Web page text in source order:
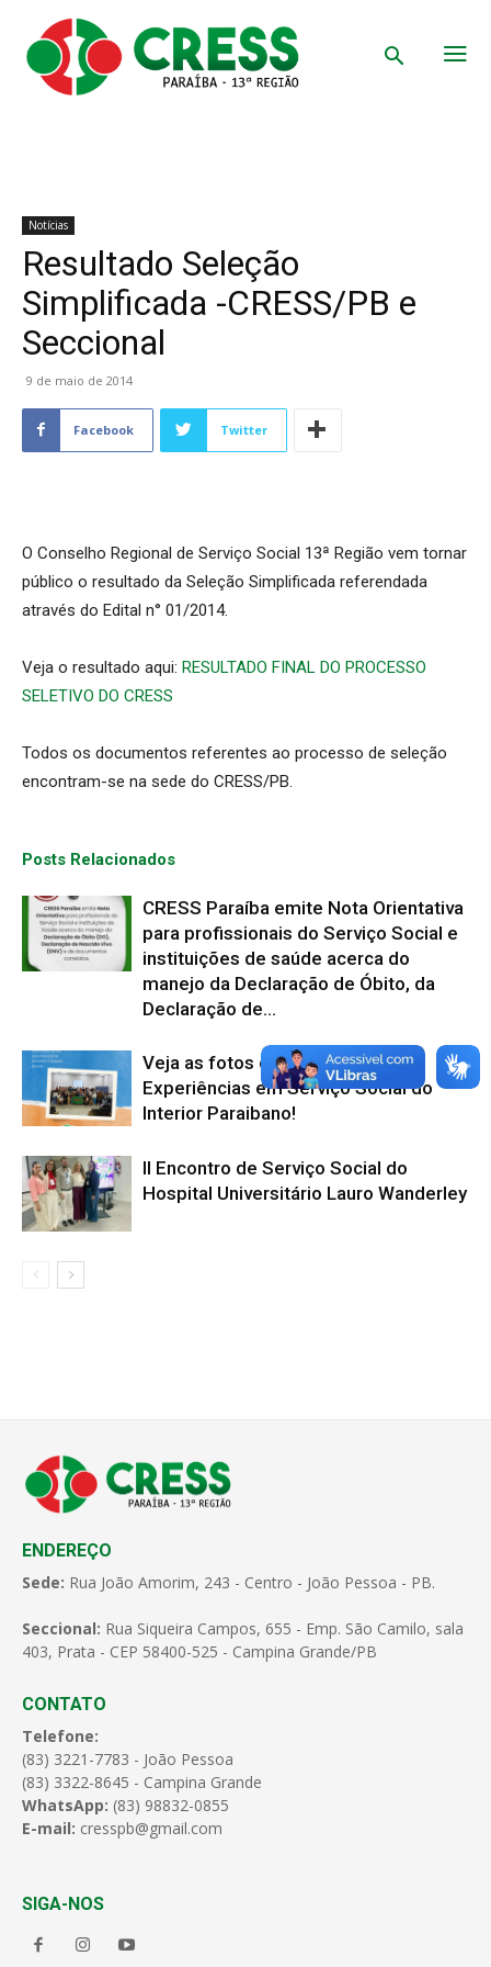
Notícias
Resultado Seleção
Simplificada -CRESS/PB e
Seccional
9 de maio de 2014
Facebook Twitter
O Conselho Regional de Serviço Social 13ª Região vem tornar
público o resultado da Seleção Simplificada referendada
através do Edital n° 01/2014.
Veja o resultado aqui: RESULTADO FINAL DO PROCESSO
SELETIVO DO CRESS
Todos os documentos referentes ao processo de seleção
encontram-se na sede do CRESS/PB.
Posts Relacionados
CRESS Paraíba emite Nota Orientativa
para profissionais do Serviço Social e
instituições de saúde acerca do
manejo da Declaração de Óbito, da
Declaração de...
Veja as fotos da 1ª Mostra de
Experiências em Serviço Social do
Interior Paraibano!
II Encontro de Serviço Social do
Hospital Universitário Lauro Wanderley
ENDEREÇO
Sede: Rua João Amorim, 243 - Centro - João Pessoa - PB.
Seccional: Rua Siqueira Campos, 655 - Emp. São Camilo, sala
403, Prata - CEP 58400-525 - Campina Grande/PB
CONTATO
Telefone:
(83) 3221-7783 - João Pessoa
(83) 3322-8645 - Campina Grande
WhatsApp: (83) 98832-0855
E-mail: cresspb@gmail.com
SIGA-NOS